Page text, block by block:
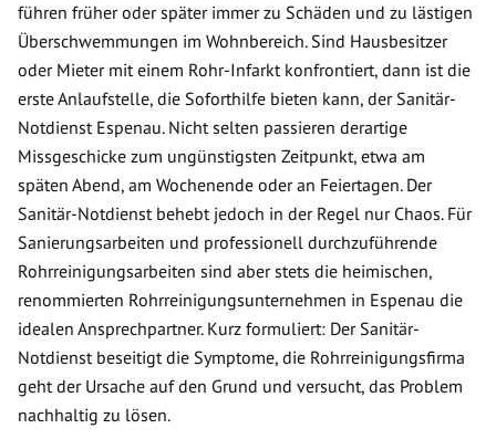
führen früher oder später immer zu Schäden und zu lästigen
Überschwemmungen im Wohnbereich. Sind Hausbesitzer
oder Mieter mit einem Rohr-Infarkt konfrontiert, dann ist die
erste Anlaufstelle, die Soforthilfe bieten kann, der Sanitär-
Notdienst Espenau. Nicht selten passieren derartige
Missgeschicke zum ungünstigsten Zeitpunkt, etwa am
späten Abend, am Wochenende oder an Feiertagen. Der
Sanitär-Notdienst behebt jedoch in der Regel nur Chaos. Für
Sanierungsarbeiten und professionell durchzuführende
Rohrreinigungsarbeiten sind aber stets die heimischen,
renommierten Rohrreinigungsunternehmen in Espenau die
idealen Ansprechpartner. Kurz formuliert: Der Sanitär-
Notdienst beseitigt die Symptome, die Rohrreinigungsfirma
geht der Ursache auf den Grund und versucht, das Problem
nachhaltig zu lösen.